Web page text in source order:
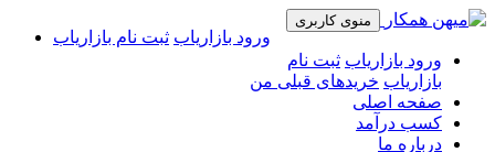
منوی کاربری
ورود بازاریاب ثبت نام بازاریاب
ورود بازاریاب ثبت نام
بازاریاب خریدهای قبلی من
صفحه اصلی
کسب درآمد
درباره ما